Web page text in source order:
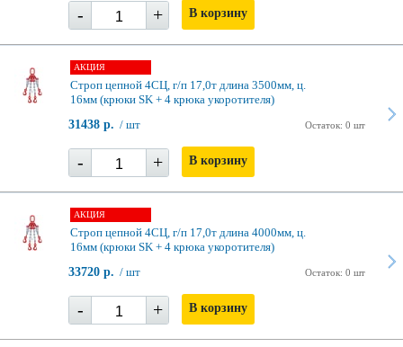
- + В корзину
АКЦИЯ
Строп цепной 4СЦ, г/п 17,0т длина 3500мм, ц.
16мм (крюки SK + 4 крюка укоротителя)
Остаток: 0 шт
31438 р. / шт
- + В корзину
АКЦИЯ
Строп цепной 4СЦ, г/п 17,0т длина 4000мм, ц.
16мм (крюки SK + 4 крюка укоротителя)
Остаток: 0 шт
33720 р. / шт
- + В корзину